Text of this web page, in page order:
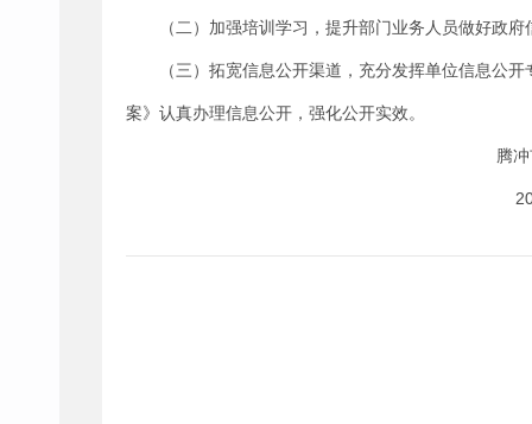
（二）加强培训学习，提升部门业务人员做好政
（三）拓宽信息公开渠道，充分发挥单位信息公
案》认真办理信息公开，强化公开实效。
腾冲市防震减
2019年12月